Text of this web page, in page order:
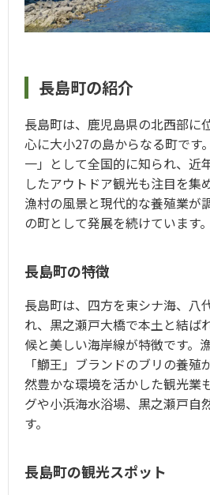
長島町の紹介
長島町は、鹿児島県の北西部に
心に大小27の島からなる町です
一」として全国的に知られ、近
したアウトドア観光も注目を集
漁村の風景と現代的な養殖業が
の町として発展を続けています。
長島町の特徴
長島町は、四方を東シナ海、八
れ、黒之瀬戸大橋で本土と結ば
候と美しい海岸線が特徴です。
「鰤王」ブランドのブリの養殖
然豊かな環境を活かした観光業
グや小浜海水浴場、黒之瀬戸自
す。
長島町の観光スポット